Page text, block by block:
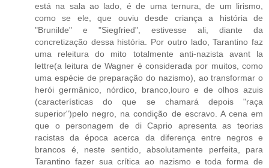
está na sala ao lado, é de uma ternura, de um lirismo,
como se ele, que ouviu desde criança a história de
"Brunilde" e "Siegfried", estivesse ali, diante da
concretização dessa história. Por outro lado, Tarantino faz
uma releitura do mito totalmente anti-nazista avant la
lettre(a leitura de Wagner é considerada por muitos, como
uma espécie de preparação do nazismo), ao transformar o
herói germânico, nórdico, branco,louro e de olhos azuis
(características do que se chamará depois "raça
superior")pelo negro, na condição de escravo. A cena em
que o personagem de di Caprio apresenta as teorias
racistas da época acerca da diferença entre negros e
brancos é, neste sentido, absolutamente perfeita, para
Tarantino fazer sua crítica ao nazismo e toda forma de